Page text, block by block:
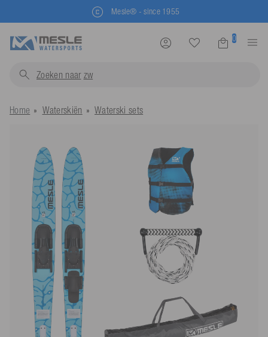
Mesle® - since 1955
0
Zoeken naar zwemvesten.
Home Waterskiën Waterski sets